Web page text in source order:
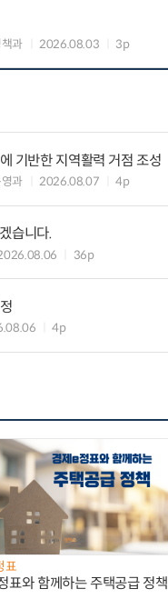
과 2026.08.03 3p
기반한 지역활력 거점 조성
과 2026.08.07 4p
습니다.
36p
4p
표
표와 함께하는 주택공급 정책